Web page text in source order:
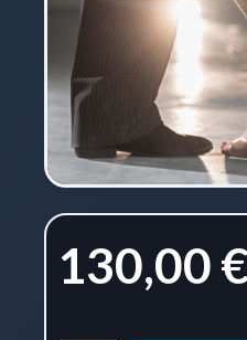
130,00